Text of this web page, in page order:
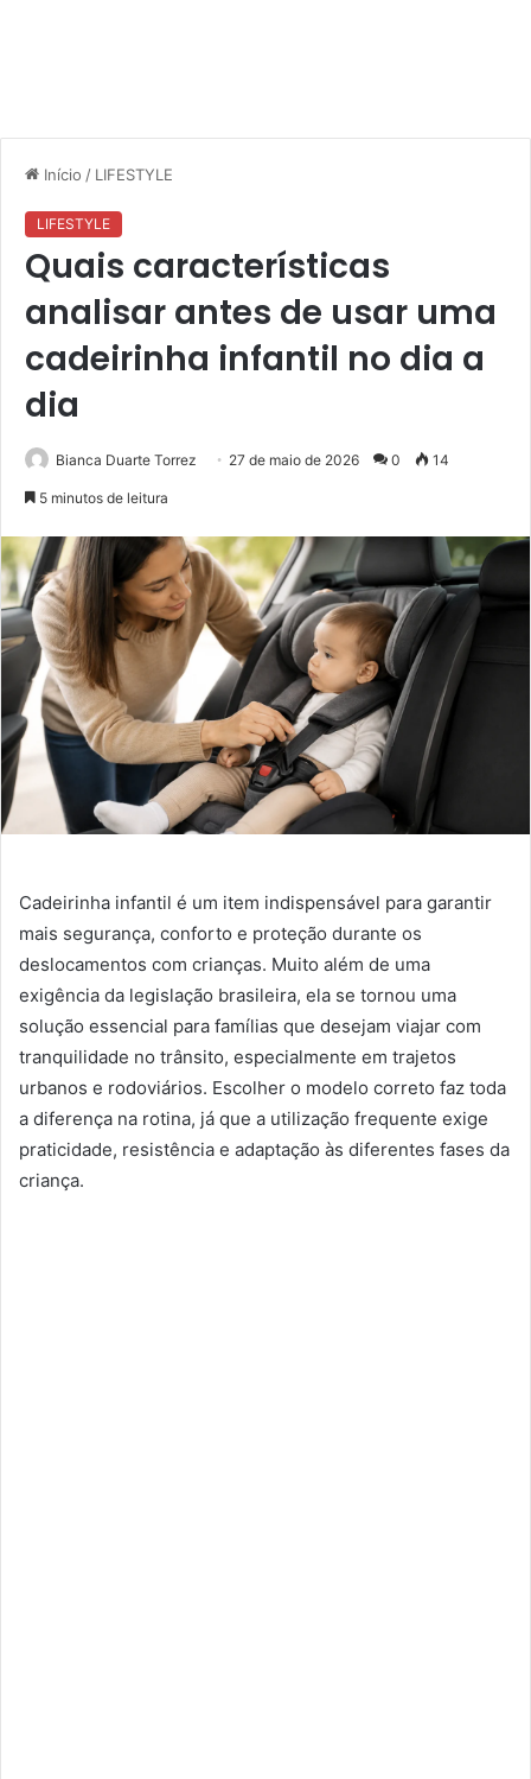
Início / LIFESTYLE
LIFESTYLE
Quais características
analisar antes de usar uma
cadeirinha infantil no dia a
dia
Bianca Duarte Torrez 27 de maio de 2026 0 14
5 minutos de leitura
Cadeirinha infantil é um item indispensável para garantir
mais segurança, conforto e proteção durante os
deslocamentos com crianças. Muito além de uma
exigência da legislação brasileira, ela se tornou uma
solução essencial para famílias que desejam viajar com
tranquilidade no trânsito, especialmente em trajetos
urbanos e rodoviários. Escolher o modelo correto faz toda
a diferença na rotina, já que a utilização frequente exige
praticidade, resistência e adaptação às diferentes fases da
criança.